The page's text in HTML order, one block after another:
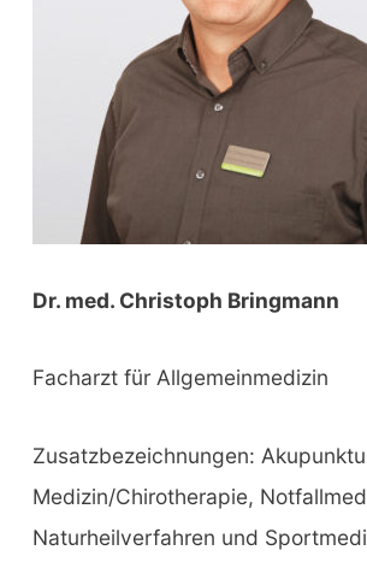
Dr. med. Christoph Bringmann
Facharzt für Allgemeinmedizin
Zusatzbezeichnungen:
Medizin/Chirotherapie,
Naturheilverfahren und